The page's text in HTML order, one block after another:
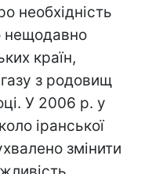
необхідність
нещодавно
країн,
з родовищ
У 2006 р. у
іранської
змінити